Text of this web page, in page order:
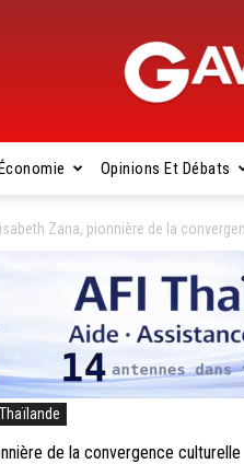
Opinions Et Débats
Zana, pionnière de la
de la convergence culturelle